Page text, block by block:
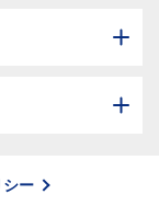
シー